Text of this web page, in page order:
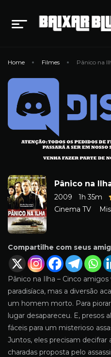
Home Filmes Pânico na
Pânico na
2009 1h 35m
Cinema TV
Compartilhe com seus
Pânico na Ilha – Cinco
paradisíaca, mas a diversão
um homem morto. Para
lugar desapareceu. E, presos
fáceis para um misterioso
Juntos, eles precisam decifrar
charadas proposta pelo